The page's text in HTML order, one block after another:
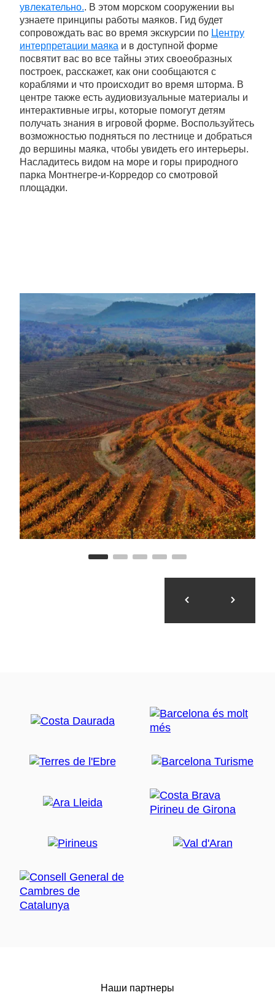
увлекательно.. В этом морском сооружении вы
узнаете принципы работы маяков. Гид будет
сопровождать вас во время экскурсии по Центру
интерпретации маяка и в доступной форме
посвятит вас во все тайны этих своеобразных
построек, расскажет, как они сообщаются с
кораблями и что происходит во время шторма. В
центре также есть аудиовизуальные материалы и
интерактивные игры, которые помогут детям
получать знания в игровой форме. Воспользуйтесь
возможностью подняться по лестнице и добраться
до вершины маяка, чтобы увидеть его интерьеры.
Насладитесь видом на море и горы природного
парка Монтнегре-и-Корредор со смотровой
площадки.
Наши партнеры